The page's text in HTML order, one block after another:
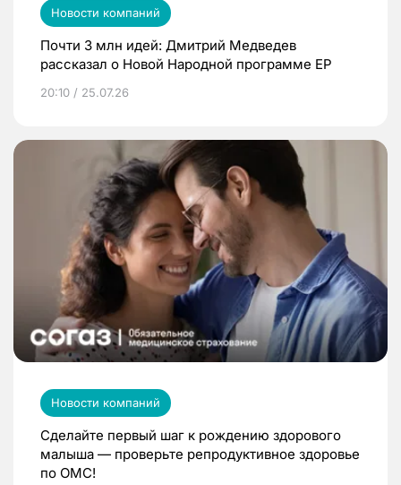
Новости компаний
Почти 3 млн идей: Дмитрий Медведев
рассказал о Новой Народной программе ЕР
20:10 / 25.07.26
Новости компаний
Сделайте первый шаг к рождению здорового
малыша — проверьте репродуктивное здоровье
по ОМС!